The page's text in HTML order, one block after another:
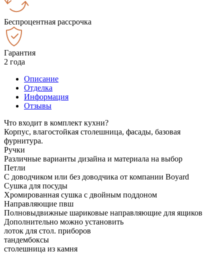
Беспроцентная рассрочка
Гарантия
2 года
Описание
Отделка
Информация
Отзывы
Что входит в комплект кухни?
Корпус, влагостойкая столешница, фасады, базовая
фурнитура.
Ручки
Различные варианты дизайна и материала на выбор
Петли
С доводчиком или без доводчика от компании Boyard
Сушка для посуды
Хромированная сушка с двойным поддоном
Направляющие пвш
Полновыдвижные шариковые направляющие для ящиков
Дополнительно можно установить
лоток для стол. приборов
тандембоксы
столешница из камня